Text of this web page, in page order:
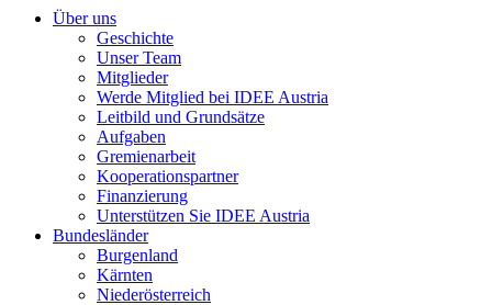
Über uns
Geschichte
Unser Team
Mitglieder
Werde Mitglied bei IDEE Austria
Leitbild und Grundsätze
Aufgaben
Gremienarbeit
Kooperationspartner
Finanzierung
Unterstützen Sie IDEE Austria
Bundesländer
Burgenland
Kärnten
Niederösterreich